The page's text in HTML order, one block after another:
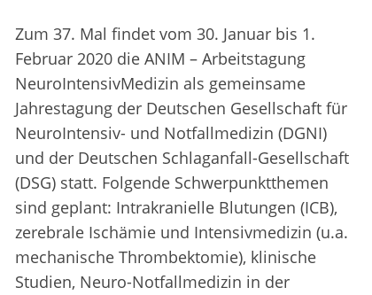
Zum 37. Mal findet vom 30. Januar bis 1.
Februar 2020 die ANIM – Arbeitstagung
NeuroIntensivMedizin als gemeinsame
Jahrestagung der Deutschen Gesellschaft für
NeuroIntensiv- und Notfallmedizin (DGNI)
und der Deutschen Schlaganfall-Gesellschaft
(DSG) statt. Folgende Schwerpunktthemen
sind geplant: Intrakranielle Blutungen (ICB),
zerebrale Ischämie und Intensivmedizin (u.a.
mechanische Thrombektomie), klinische
Studien, Neuro-Notfallmedizin in der